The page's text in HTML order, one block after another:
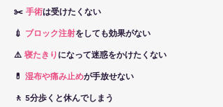
✂️ 手術は受けたくない
💉 ブロック注射をしても効果がない
⚠️ 寝たきりになって迷惑をかけたくない
💊 湿布や痛み止めが手放せない
🚶 5分歩くと休んでしまう